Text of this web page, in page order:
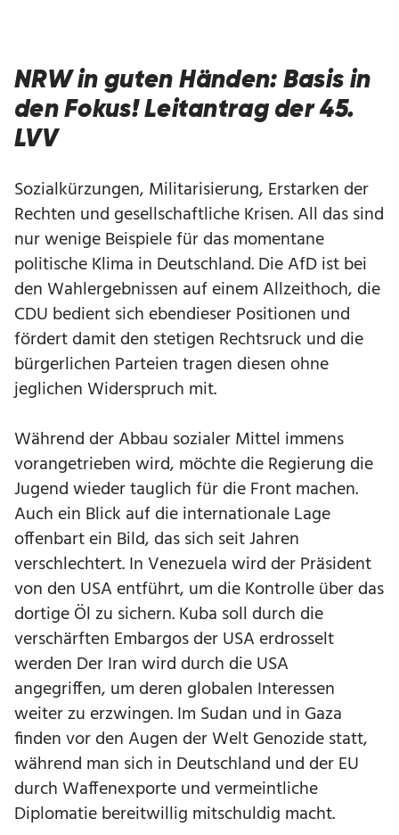
NRW in guten Händen: Basis in
den Fokus! Leitantrag der 45.
LVV
Sozialkürzungen, Militarisierung, Erstarken der
Rechten und gesellschaftliche Krisen. All das sind
nur wenige Beispiele für das momentane
politische Klima in Deutschland. Die AfD ist bei
den Wahlergebnissen auf einem Allzeithoch, die
CDU bedient sich ebendieser Positionen und
fördert damit den stetigen Rechtsruck und die
bürgerlichen Parteien tragen diesen ohne
jeglichen Widerspruch mit.
Während der Abbau sozialer Mittel immens
vorangetrieben wird, möchte die Regierung die
Jugend wieder tauglich für die Front machen.
Auch ein Blick auf die internationale Lage
offenbart ein Bild, das sich seit Jahren
verschlechtert. In Venezuela wird der Präsident
von den USA entführt, um die Kontrolle über das
dortige Öl zu sichern. Kuba soll durch die
verschärften Embargos der USA erdrosselt
werden Der Iran wird durch die USA
angegriffen, um deren globalen Interessen
weiter zu erzwingen. Im Sudan und in Gaza
finden vor den Augen der Welt Genozide statt,
während man sich in Deutschland und der EU
durch Waffenexporte und vermeintliche
Diplomatie bereitwillig mitschuldig macht.